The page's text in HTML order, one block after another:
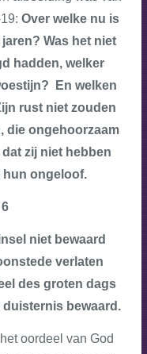
Over welke nu is
Was het niet
hadden, welker
En welken
rust niet zouden
die ongehoorzaam
zij niet hebben
hun ongeloof.
niet bewaard
verlaten
des groten dags
bewaard.
oordeel van God